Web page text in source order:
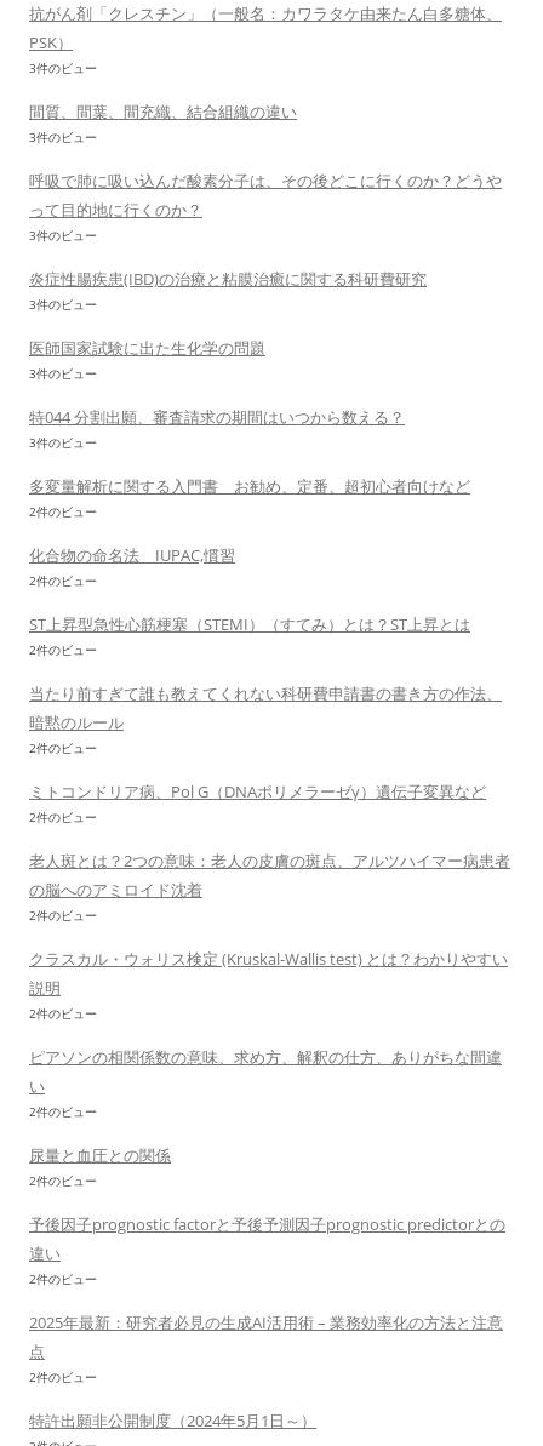
抗がん剤「クレスチン」（一般名：カワラタケ由来たん白多糖体、
PSK）
3件のビュー
間質、間葉、間充織、結合組織の違い
3件のビュー
呼吸で肺に吸い込んだ酸素分子は、その後どこに行くのか？どうや
って目的地に行くのか？
3件のビュー
炎症性腸疾患(IBD)の治療と粘膜治癒に関する科研費研究
3件のビュー
医師国家試験に出た生化学の問題
3件のビュー
特044 分割出願、審査請求の期間はいつから数える？
3件のビュー
多変量解析に関する入門書 お勧め、定番、超初心者向けなど
2件のビュー
化合物の命名法 IUPAC,慣習
2件のビュー
ST上昇型急性心筋梗塞（STEMI）（すてみ）とは？ST上昇とは
2件のビュー
当たり前すぎて誰も教えてくれない科研費申請書の書き方の作法、
暗黙のルール
2件のビュー
ミトコンドリア病、Pol G（DNAポリメラーゼγ）遺伝子変異など
2件のビュー
老人斑とは？2つの意味：老人の皮膚の斑点、アルツハイマー病患者
の脳へのアミロイド沈着
2件のビュー
クラスカル・ウォリス検定 (Kruskal-Wallis test) とは？わかりやすい
説明
2件のビュー
ピアソンの相関係数の意味、求め方、解釈の仕方、ありがちな間違
い
2件のビュー
尿量と血圧との関係
2件のビュー
予後因子prognostic factorと予後予測因子prognostic predictorとの
違い
2件のビュー
2025年最新：研究者必見の生成AI活用術 – 業務効率化の方法と注意
点
2件のビュー
特許出願非公開制度（2024年5月1日～）